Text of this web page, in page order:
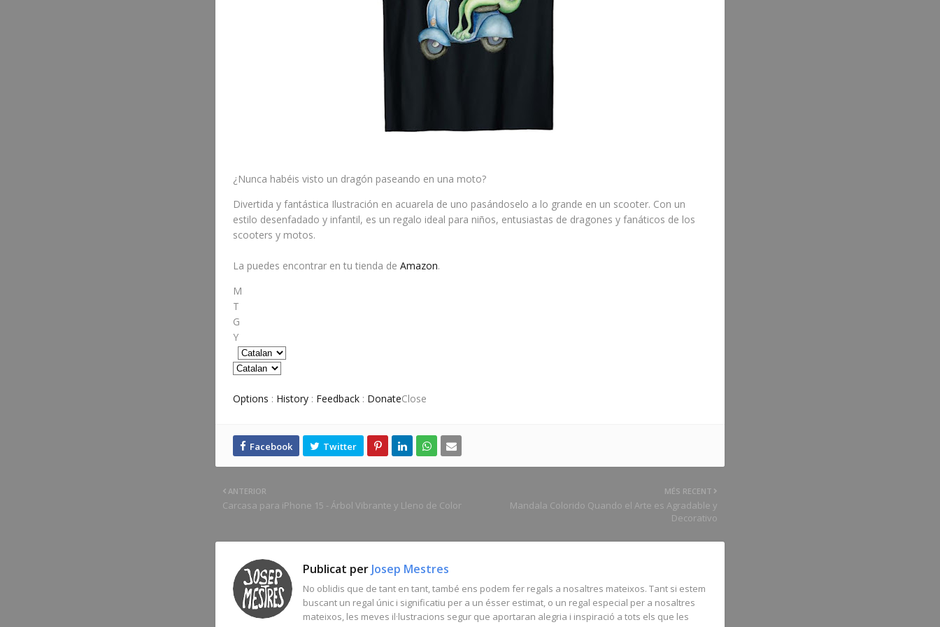
¿Nunca habéis visto un dragón paseando en una moto?
Divertida y fantástica Ilustración en acuarela de uno pasándoselo a lo grande en un scooter. Con un
estilo desenfadado y infantil, es un regalo ideal para niños, entusiastas de dragones y fanáticos de los
scooters y motos.
La puedes encontrar en tu tienda de Amazon.
M
T
G
Y
Options : History : Feedback : DonateClose
MÉS RECENT
Mandala Colorido Quando el Arte es Agradable y
Decorativo
ANTERIOR
Carcasa para iPhone 15 - Árbol Vibrante y Lleno de Color
Publicat per Josep Mestres
No oblidis que de tant en tant, també ens podem fer regals a nosaltres mateixos. Tant si estem
buscant un regal únic i significatiu per a un ésser estimat, o un regal especial per a nosaltres
mateixos, les meves il·lustracions segur que aportaran alegria i inspiració a tots els que les